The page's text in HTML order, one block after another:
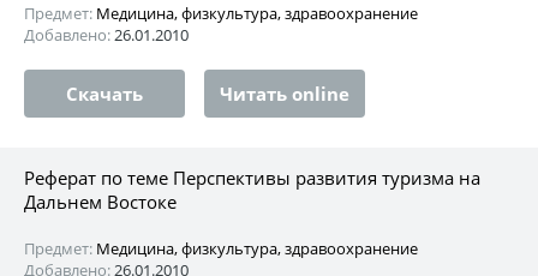
Предмет: Медицина, физкультура, здравоохранение
Добавлено:26.01.2010
Скачать Читать online
Реферат по теме Перспективы развития туризма на
Дальнем Востоке
Предмет: Медицина, физкультура, здравоохранение
Добавлено:26.01.2010